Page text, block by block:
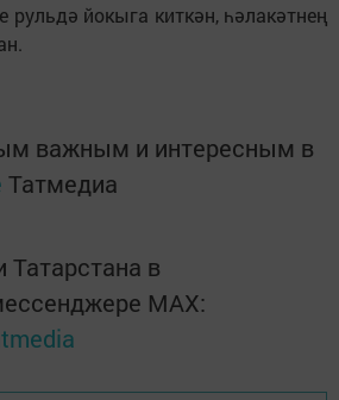
рульдә йокыга киткән, һәлакәтнең
важным и интересным в
Татмедиа
Татарстана в
MАХ: